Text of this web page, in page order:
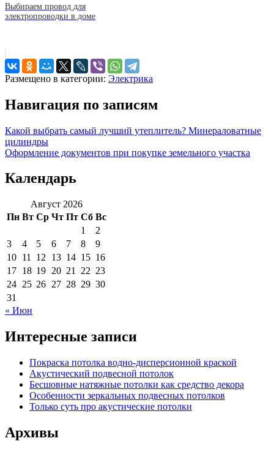
Выбираем провод для
электропроводки в доме
Размещено в категории: Электрика
Навигация по записям
Какой выбрать самый лучший утеплитель? Минераловатные
цилиндры
Оформление документов при покупке земельного участка
Календарь
Август 2026
Пн Вт Ср Чт Пт Сб Вс
1
2
3
4 5 6 7 8
9
10 11 12 13 14 15 16
17 18 19 20 21 22 23
24 25 26 27 28 29 30
31
« Июн
Интересные записи
Покраска потолка водно-дисперсионной краской
Акустический подвесной потолок
Бесшовные натяжные потолки как средство декора
Особенности зеркальных подвесных потолков
Только суть про акустические потолки
Архивы